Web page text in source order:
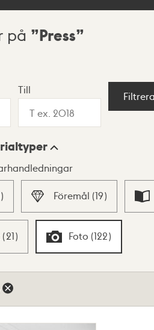
på Press
Till
) Föremål (19)
(21) Foto (122)